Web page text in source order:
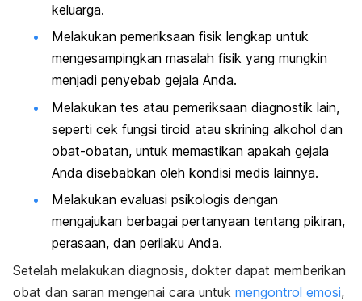
keluarga.
Melakukan pemeriksaan fisik lengkap untuk
mengesampingkan masalah fisik yang mungkin
menjadi penyebab gejala Anda.
Melakukan tes atau pemeriksaan diagnostik lain,
seperti cek fungsi tiroid atau skrining alkohol dan
obat-obatan, untuk memastikan apakah gejala
Anda disebabkan oleh kondisi medis lainnya.
Melakukan evaluasi psikologis dengan
mengajukan berbagai pertanyaan tentang pikiran,
perasaan, dan perilaku Anda.
Setelah melakukan diagnosis, dokter dapat memberikan
obat dan saran mengenai cara untuk mengontrol emosi,